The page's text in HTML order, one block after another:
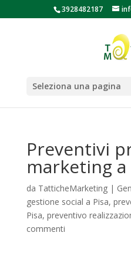
3928482187
Seleziona una pagina
Preventivi
marketing a
da TatticheMarketing|
gestione social a Pisa,
Pisa, preventivo
commenti